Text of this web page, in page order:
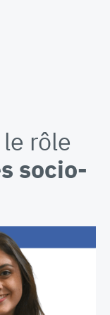
rôle
socio-